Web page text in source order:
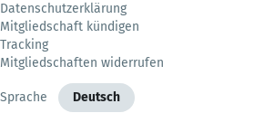
Datenschutzerklärung
Mitgliedschaft kündigen
Tracking
Mitgliedschaften widerrufen
Sprache Deutsch